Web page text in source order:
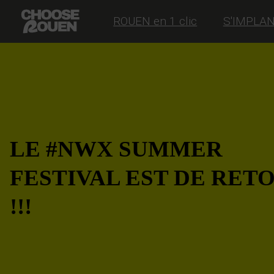
ROUEN en 1 clic
LE #NWX SUMMER
FESTIVAL EST DE
!!!